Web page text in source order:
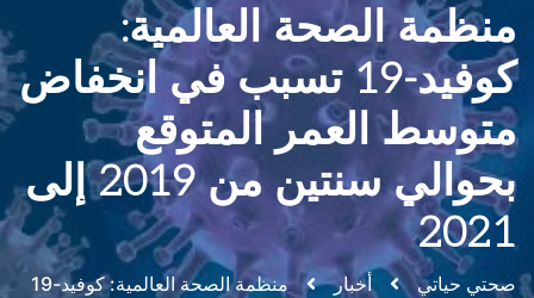
منظمة الصحة العالمية:
كوفيد-19 تسبب في انخفاض
متوسط العمر المتوقع
بحوالي سنتين من 2019 إلى
2021
صحتي حياتي أخبار
منظمة الصحة العالمية: كوفيد-19